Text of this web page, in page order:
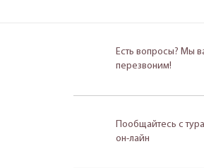
Есть вопросы? Мы
перезвоним!
Пообщайтесь с
он-лайн